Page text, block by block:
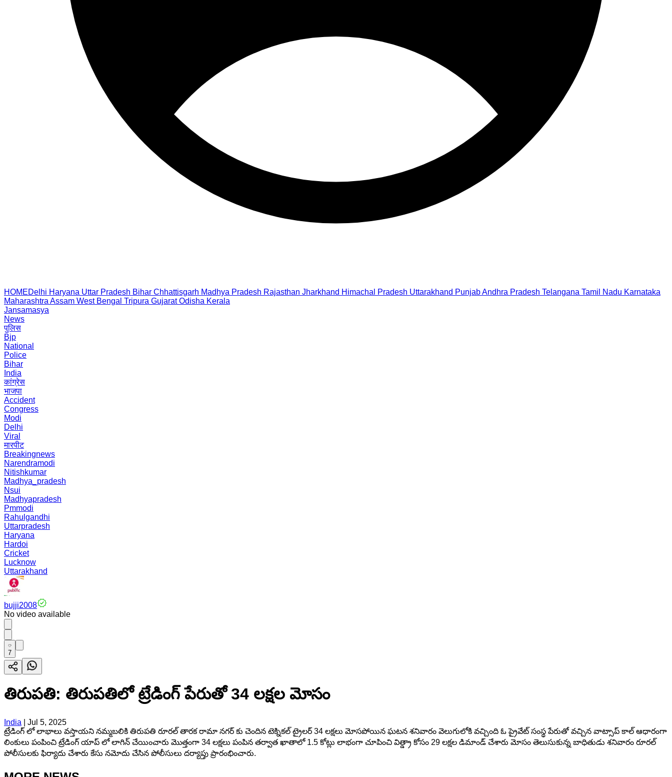
HOMEDelhi Haryana Uttar Pradesh Bihar Chhattisgarh Madhya Pradesh Rajasthan Jharkhand Himachal Pradesh Uttarakhand PunjabAndhra Pradesh Telangana Tamil Nadu Karnataka
Maharashtra Assam West Bengal Tripura Gujarat Odisha Kerala
Jansamasya
News
पुलिस
Bjp
National
Police
Bihar
India
कांग्रेस
भाजपा
Accident
Congress
Modi
Delhi
Viral
मारपीट
Breakingnews
Narendramodi
Nitishkumar
Madhya_pradesh
Nsui
Madhyapradesh
Pmmodi
Rahulgandhi
Uttarpradesh
Haryana
Hardoi
Cricket
Lucknow
Uttarakhand
bujji2008
No video available
7
తిరుపతి: తిరుపతిలో ట్రేడింగ్ పేరుతో 34 లక్షల మోసం
India
Jul 5, 2025
ట్రేడింగ్ లో లాభాలు వస్తాయని నమ్మబలికి తిరుపతి రూరల్ తారక రామా నగర్ కు చెందిన టెక్నికల్ ట్రైలర్ 34 లక్షలు మోసపోయిన ఘటన శనివారం వెలుగులోకి వచ్చింది ఓ ప్రైవేట్ సంస్థ పేరుతో వచ్చిన వాట్సాప్ కాల్ ఆధారంగా
లింకులు పంపించి ట్రేడింగ్ యాప్ లో లాగిన్ చేయించారు మొత్తంగా 34 లక్షలు పంపిన తర్వాత ఖాతాలో 1.5 కోట్లు లాభంగా చూపించి విత్డ్రా కోసం 29 లక్షల డిమాండ్ చేశారు మోసం తెలుసుకున్న బాధితుడు శనివారం రూరల్
పోలీసులకు ఫిర్యాదు చేశారు కేసు నమోదు చేసిన పోలీసులు దర్యాప్తు ప్రారంభించారు.